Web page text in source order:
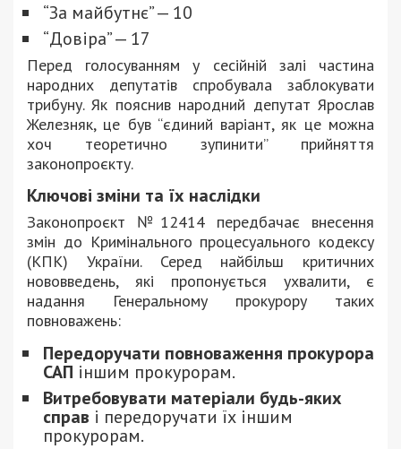
“За майбутнє” — 10
“Довіра” — 17
Перед голосуванням у сесійній залі частина
народних депутатів спробувала заблокувати
трибуну. Як пояснив народний депутат Ярослав
Железняк, це був “єдиний варіант, як це можна
хоч теоретично зупинити” прийняття
законопроєкту.
Ключові зміни та їх наслідки
Законопроєкт №12414 передбачає внесення
змін до Кримінального процесуального кодексу
(КПК) України. Серед найбільш критичних
нововведень, які пропонується ухвалити, є
надання Генеральному прокурору таких
повноважень:
Передоручати повноваження прокурора
САП іншим прокурорам.
Витребовувати матеріали будь-яких
справ і передоручати їх іншим
прокурорам.